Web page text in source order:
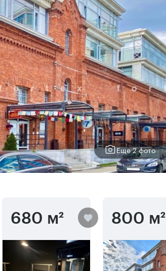
Еще 2 фото
680 м² 800 м²